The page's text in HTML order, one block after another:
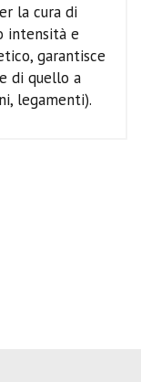
la cura di
intensità e
garantisce
di quello a
legamenti).